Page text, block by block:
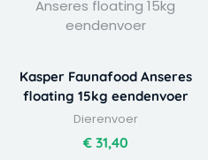
Kasper Faunafood Anseres
floating 15kg eendenvoer
Dierenvoer
€31,40